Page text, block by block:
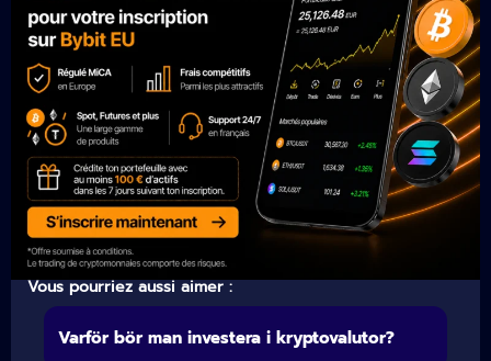
Vous pourriez aussi aimer :
Varför bör man investera i kryptovalutor?